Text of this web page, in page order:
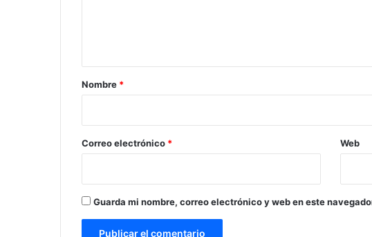
r
*
Nombre *
Correo electrónico * Web
Guarda mi nombre, correo electrónico y web en este